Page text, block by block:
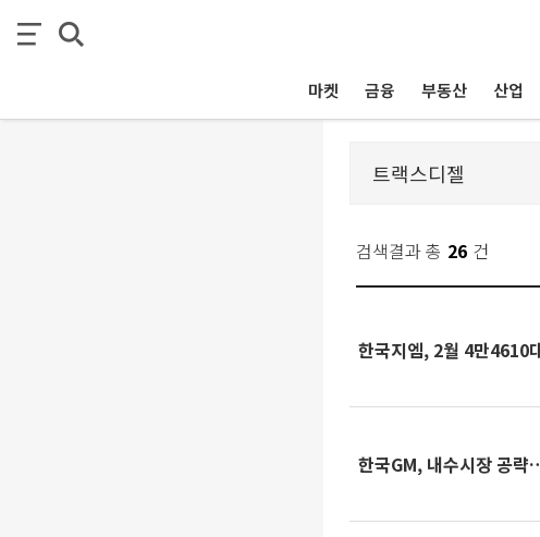
마켓 금융 부동산 산업
검색결과 총 26 건
한국지엠, 2월 4만
한국GM, 내수시장 공략